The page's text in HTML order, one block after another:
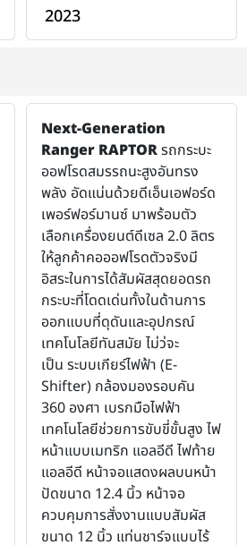
2023
Next-Generation
Ranger RAPTORรถกระบะ
ออฟโรดสมรรถนะสูงอันทรง
พลัง อัดแน่นด้วยดีเอ็นเอฟอร์ด
เพอร์ฟอร์มานซ์ มาพร้อมตัว
เลือกเครื่องยนต์ดีเซล 2.0 ลิตร
ให้ลูกค้าคอออฟโรดตัวจริงมี
อิสระในการได้สัมผัสสุดยอดรถ
กระบะที่โดดเด่นทั้งในด้านการ
ออกแบบที่ดุดันและอุปกรณ์
เทคโนโลยีทันสมัย ไม่ว่จะ
เป็น ระบบเกียร์ไฟฟ้า (E-
Shifter) กล้องมองรอบคัน
360 องศา เบรกมือไฟฟ้า
เทคโนโลยีช่วยการขับขี่ขั้นสูง ไฟ
หน้าแบบเมทริก แอลอีดี ไฟท้าย
แอลอีดี หน้าจอแสดงผลบนหน้า
ปัดขนาด 12.4 นิ้ว หน้าจอ
ควบคุมการสั่งงานแบบสัมผัส
ขนาด 12 นิ้ว แท่นชาร์จแบบไร้